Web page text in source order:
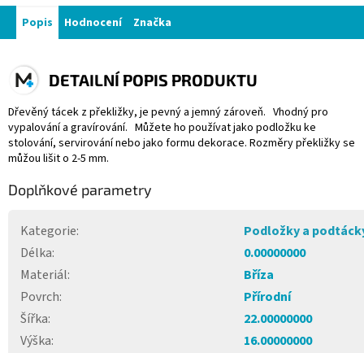
Popis Hodnocení Značka
DETAILNÍ POPIS PRODUKTU
Dřevěný tácek z překližky, je pevný a jemný zároveň. Vhodný pro
vypalování a gravírování. Můžete ho používat jako podložku ke
stolování, servirování nebo jako formu dekorace. Rozměry překližky se
můžou lišit o 2-5 mm.
Doplňkové parametry
Kategorie:
Podložky a
Délka:
0.00000000
Materiál:
Bříza
Povrch:
Přírodní
Šířka:
22.00000000
Výška:
16.00000000